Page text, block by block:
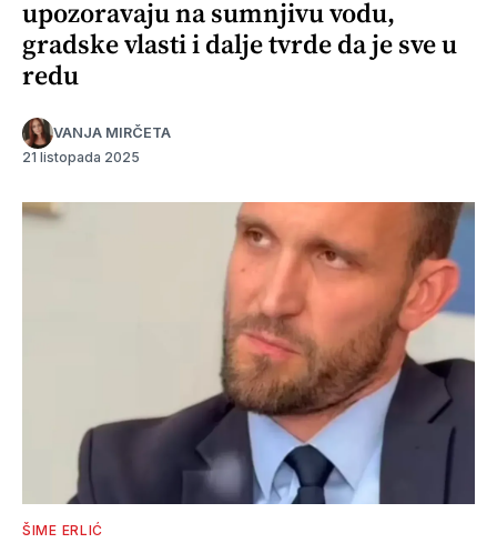
upozoravaju na sumnjivu vodu,
gradske vlasti i dalje tvrde da je sve u
redu
VANJA MIRČETA
21 listopada 2025
ŠIME ERLIĆ